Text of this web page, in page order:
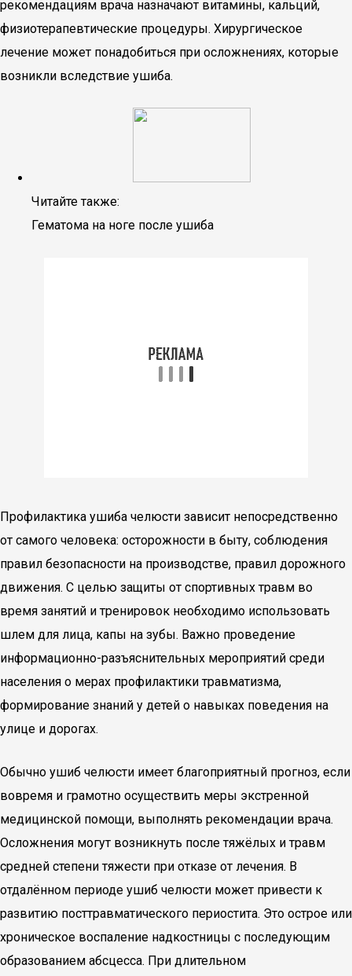
рекомендациям врача назначают витамины, кальций,
физиотерапевтические процедуры. Хирургическое
лечение может понадобиться при осложнениях, которые
возникли вследствие ушиба.
Читайте также:
Гематома на ноге после ушиба
Профилактика ушиба челюсти зависит непосредственно
от самого человека: осторожности в быту, соблюдения
правил безопасности на производстве, правил дорожного
движения. С целью защиты от спортивных травм во
время занятий и тренировок необходимо использовать
шлем для лица, капы на зубы. Важно проведение
информационно-разъяснительных мероприятий среди
населения о мерах профилактики травматизма,
формирование знаний у детей о навыках поведения на
улице и дорогах.
Обычно ушиб челюсти имеет благоприятный прогноз, если
вовремя и грамотно осуществить меры экстренной
медицинской помощи, выполнять рекомендации врача.
Осложнения могут возникнуть после тяжёлых и травм
средней степени тяжести при отказе от лечения. В
отдалённом периоде ушиб челюсти может привести к
развитию посттравматического периостита. Это острое или
хроническое воспаление надкостницы с последующим
образованием абсцесса. При длительном